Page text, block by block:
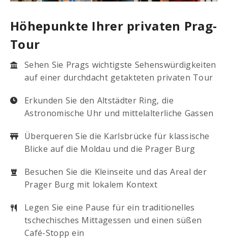
Höhepunkte Ihrer privaten Prag-
Tour
Sehen Sie Prags wichtigste Sehenswürdigkeiten
auf einer durchdacht getakteten privaten Tour
Erkunden Sie den Altstädter Ring, die
Astronomische Uhr und mittelalterliche Gassen
Überqueren Sie die Karlsbrücke für klassische
Blicke auf die Moldau und die Prager Burg
Besuchen Sie die Kleinseite und das Areal der
Prager Burg mit lokalem Kontext
Legen Sie eine Pause für ein traditionelles
tschechisches Mittagessen und einen süßen
Café-Stopp ein